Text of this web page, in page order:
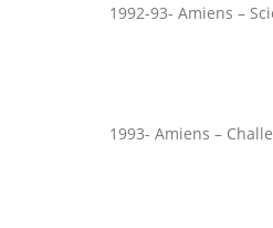
1992-93- Amiens –
1993- Amiens –